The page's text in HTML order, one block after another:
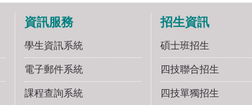
資訊服務
學生資訊系統
電子郵件系統
課程查詢系統
招生資訊
碩士班招生
四技聯合招生
四技單獨招生